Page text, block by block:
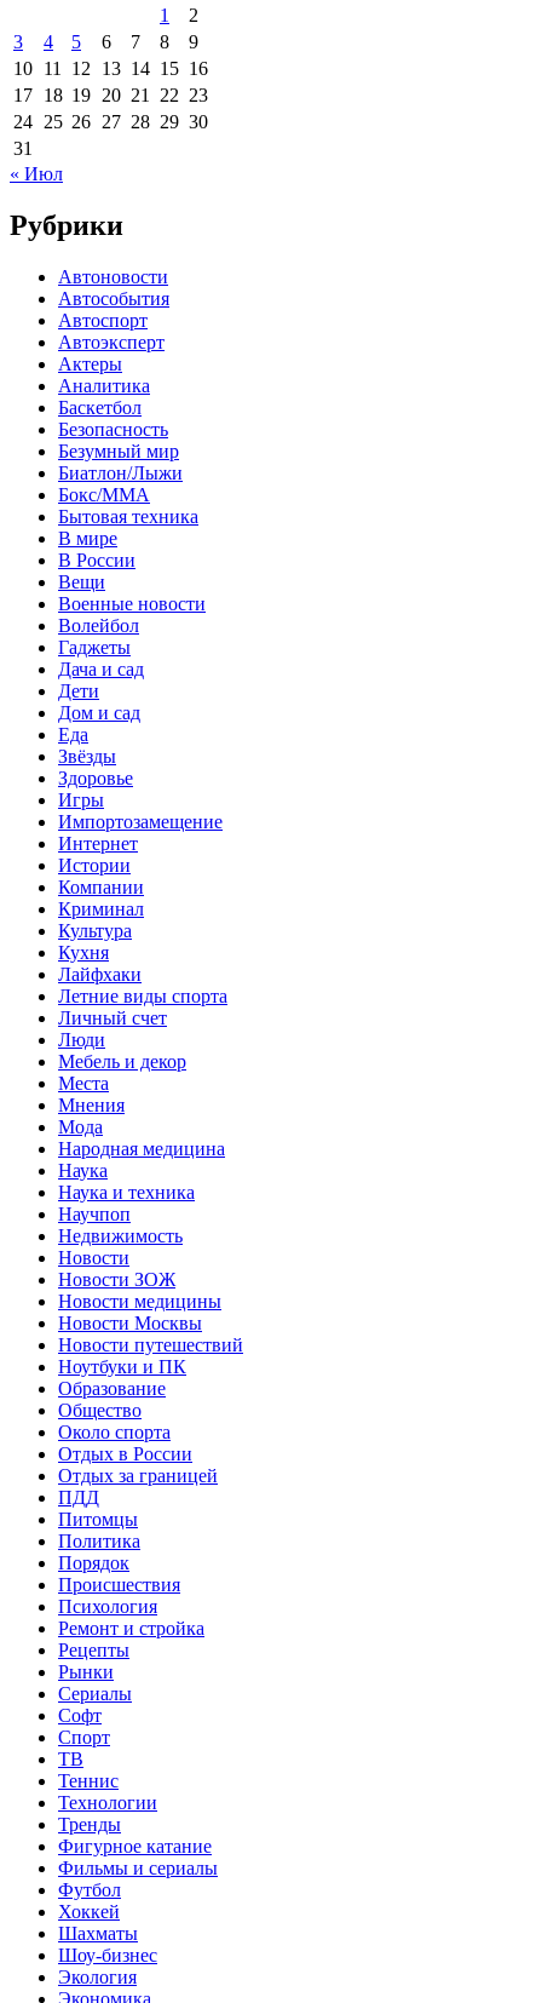
1
2
3
4 5 6 7 8
9
10 11 12 13 14 15 16
17 18 19 20 21 22 23
24 25 26 27 28 29 30
31
« Июл
Рубрики
Автоновости
Автособытия
Автоспорт
Автоэксперт
Актеры
Аналитика
Баскетбол
Безопасность
Безумный мир
Биатлон/Лыжи
Бокс/MMA
Бытовая техника
В мире
В России
Вещи
Военные новости
Волейбол
Гаджеты
Дача и сад
Дети
Дом и сад
Еда
Звёзды
Здоровье
Игры
Импортозамещение
Интернет
Истории
Компании
Криминал
Культура
Кухня
Лайфхаки
Летние виды спорта
Личный счет
Люди
Мебель и декор
Места
Мнения
Мода
Народная медицина
Наука
Наука и техника
Научпоп
Недвижимость
Новости
Новости ЗОЖ
Новости медицины
Новости Москвы
Новости путешествий
Ноутбуки и ПК
Образование
Общество
Около спорта
Отдых в России
Отдых за границей
ПДД
Питомцы
Политика
Порядок
Происшествия
Психология
Ремонт и стройка
Рецепты
Рынки
Сериалы
Софт
Спорт
ТВ
Теннис
Технологии
Тренды
Фигурное катание
Фильмы и сериалы
Футбол
Хоккей
Шахматы
Шоу-бизнес
Экология
Экономика